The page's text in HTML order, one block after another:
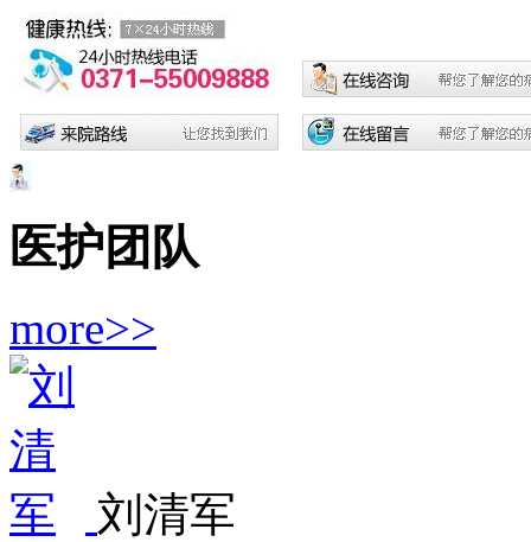
医护团队
more>>
刘清军